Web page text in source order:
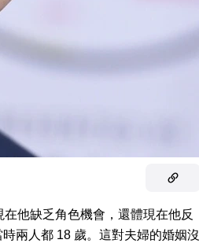
他缺乏角色機會，還體現在他反
時兩人都 18 歲。這對夫婦的婚姻沒